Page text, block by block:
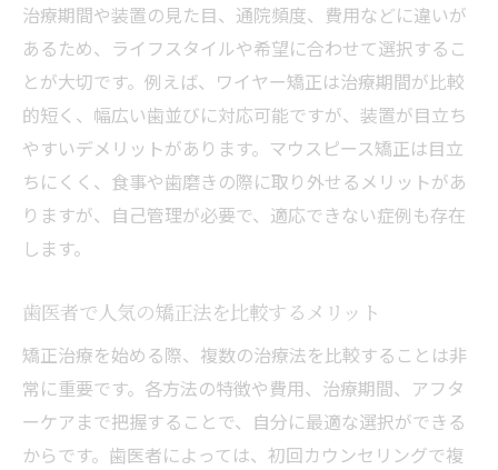
治療期間や装置の見た目、通院頻度、費用などに違いが
あるため、ライフスタイルや希望に合わせて選択するこ
とが大切です。例えば、ワイヤー矯正は治療期間が比較
的短く、幅広い歯並びに対応可能ですが、装置が目立ち
やすいデメリットがあります。マウスピース矯正は目立
ちにくく、食事や歯磨きの際に取り外せるメリットがあ
りますが、自己管理が必要で、適応できない症例も存在
します。
歯医者で人気の矯正法を比較するメリット
矯正治療を始める際、複数の治療法を比較することは非
常に重要です。各方法の特徴や費用、治療期間、アフタ
ーケアまで把握することで、自分に最適な選択ができる
からです。歯医者によっては、初回カウンセリングで複